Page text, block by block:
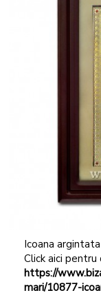
Icoana
Click aici pentru
https://
mari/10877-